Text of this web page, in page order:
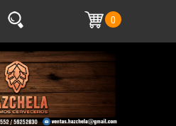
0